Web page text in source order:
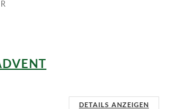
DETAILS ANZEIGEN